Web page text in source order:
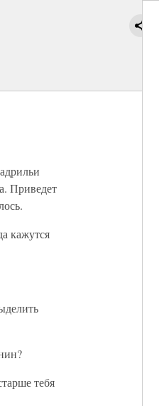
Приведет
кажутся
тебя